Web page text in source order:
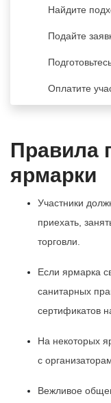
Найдите
Подайте
Оплатите
Правила
ярмарки
Участники
приехать,
торговли.
Если ярмарка
санитарных
сертификатов
На некоторых
с
Вежливое